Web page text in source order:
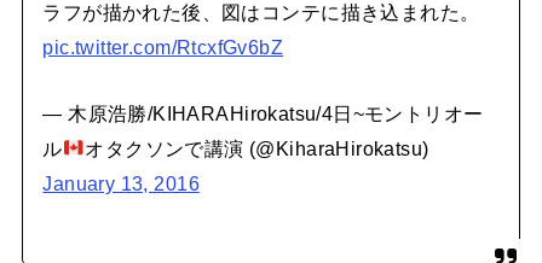
ラフが描かれた後、図はコンテに描き込まれた。
pic.twitter.com/RtcxfGv6bZ
— 木原浩勝/KIHARAHirokatsu/4日~モントリオー
ル
オタクソンで講演 (@KiharaHirokatsu)
January 13, 2016